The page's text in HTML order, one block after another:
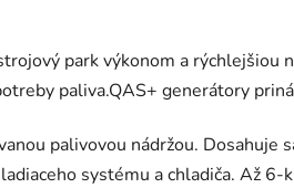
park výkonom a
paliva.QAS+ generátory
palivovou nádržou.
systému a chladiča. Až 6-